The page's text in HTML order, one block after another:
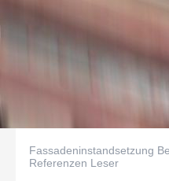
Fassadeninstandsetzung
Referenzen Leser